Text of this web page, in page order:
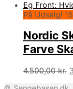
På Udsalg!
Nordic
Farve
4.500,00kr.